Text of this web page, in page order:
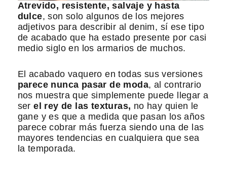
Atrevido, resistente, salvaje y hasta
dulce, son solo algunos de los mejores
adjetivos para describir al denim, sí ese tipo
de acabado que ha estado presente por casi
medio siglo en los armarios de muchos.
El acabado vaquero en todas sus versiones
parece nunca pasar de moda, al contrario
nos muestra que simplemente puede llegar a
ser el rey de las texturas, no hay quien le
gane y es que a medida que pasan los años
parece cobrar más fuerza siendo una de las
mayores tendencias en cualquiera que sea
la temporada.